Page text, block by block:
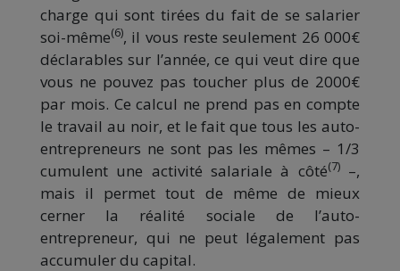
charge qui sont tirées du fait de se salarier
soi-même(6), il vous reste seulement 26 000€
déclarables sur l’année, ce qui veut dire que
vous ne pouvez pas toucher plus de 2000€
par mois. Ce calcul ne prend pas en compte
le travail au noir, et le fait que tous les auto-
entrepreneurs ne sont pas les mêmes – 1/3
cumulent une activité salariale à côté(7)–,
mais il permet tout de même de mieux
cerner la réalité sociale de l’auto-
entrepreneur, qui ne peut légalement pas
accumuler du capital.